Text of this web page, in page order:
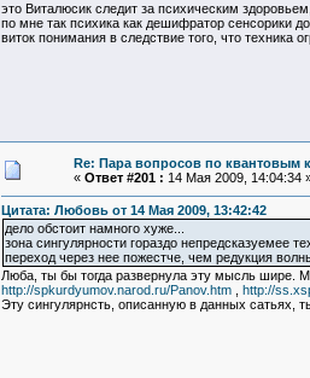
это Виталюсик следит за психическим
по мне так психика как дешифратор сенсорики
виток понимания в следствие того, что техника
Re: Пара вопросов по квантовым
« Ответ #201 : 14 Мая 2009, 14:04:34
Цитата: Любовь от 14 Мая 2009, 13:42:42
дело обстоит намного хуже...
зона сингулярности гораздо непредсказуемее
переход через нее пожестче, чем редукция
Люба, ты бы тогда развернула эту мысль шире.
http://spkurdyumov.narod.ru/Panov.htm, http://
Эту сингулярнсть, описанную в данных сатьях,